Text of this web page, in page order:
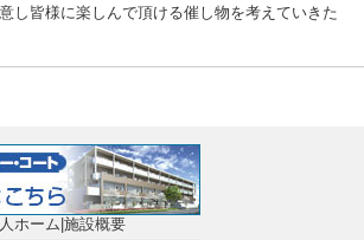
し皆様に楽しんで頂ける催し物を考えていきた
ホーム|施設概要